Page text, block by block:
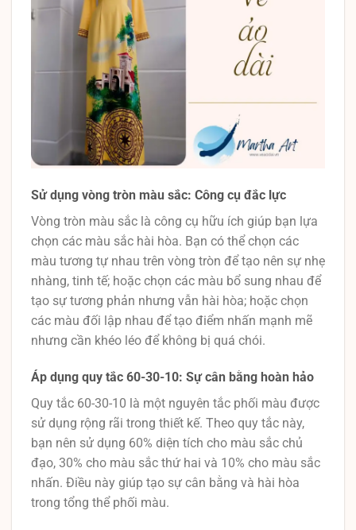
Sử dụng vòng tròn màu sắc: Công cụ đắc lực
Vòng tròn màu sắc là công cụ hữu ích giúp bạn lựa
chọn các màu sắc hài hòa. Bạn có thể chọn các
màu tương tự nhau trên vòng tròn để tạo nên sự nhẹ
nhàng, tinh tế; hoặc chọn các màu bổ sung nhau để
tạo sự tương phản nhưng vẫn hài hòa; hoặc chọn
các màu đối lập nhau để tạo điểm nhấn mạnh mẽ
nhưng cần khéo léo để không bị quá chói.
Áp dụng quy tắc 60-30-10: Sự cân bằng hoàn hảo
Quy tắc 60-30-10 là một nguyên tắc phối màu được
sử dụng rộng rãi trong thiết kế. Theo quy tắc này,
bạn nên sử dụng 60% diện tích cho màu sắc chủ
đạo, 30% cho màu sắc thứ hai và 10% cho màu sắc
nhấn. Điều này giúp tạo sự cân bằng và hài hòa
trong tổng thể phối màu.